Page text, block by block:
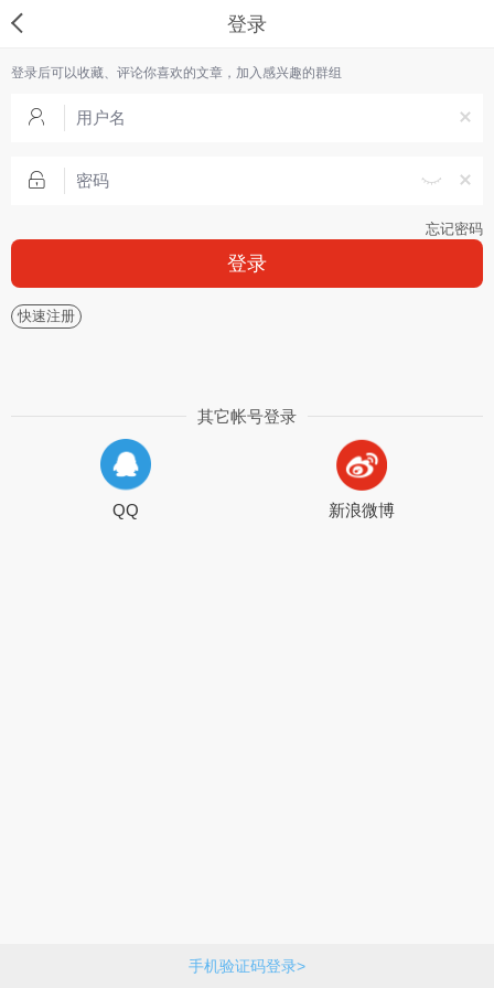
登录
登录后可以收藏、评论你喜欢的文章，加入感兴趣的群组
忘记密码
登录
快速注册
手机验证码登录>
其它帐号登录
QQ 新浪微博